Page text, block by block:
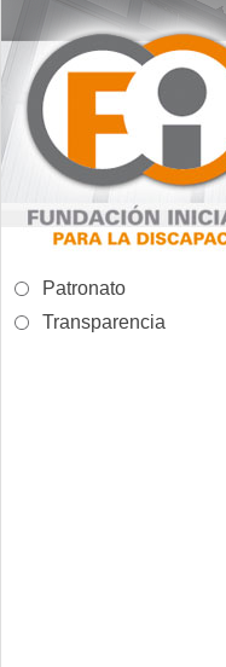
Patronato
Transparencia